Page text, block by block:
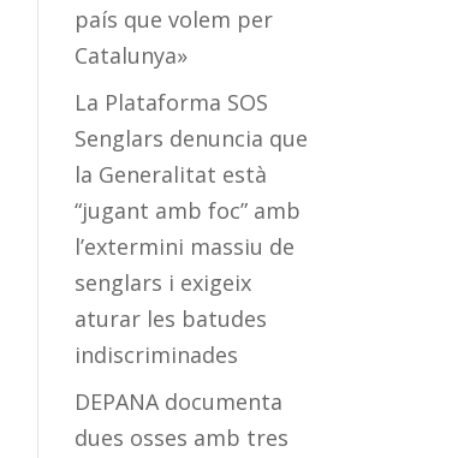
país que volem per
Catalunya»
La Plataforma SOS
Senglars denuncia que
la Generalitat està
“jugant amb foc” amb
l’extermini massiu de
senglars i exigeix
aturar les batudes
indiscriminades
DEPANA documenta
dues osses amb tres